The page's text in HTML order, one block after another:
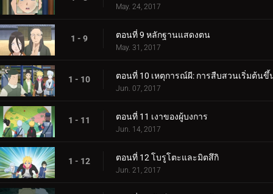
May. 24, 2017
1 - 9 ตอนที่ 9 หลักฐานแสดงตน
May. 31, 2017
1 - 10 ตอนที่ 10 เหตุการณ์ผี: การสืบสวนเริ่มต้นขึ้
Jun. 07, 2017
1 - 11 ตอนที่ 11 เงาของผู้บงการ
Jun. 14, 2017
1 - 12 ตอนที่ 12 โบรูโตะและมิตสึกิ
Jun. 21, 2017